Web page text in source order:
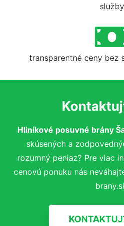
služby
transparentné ceny bez
Hliníkové posuvné brány
skúsených a
rozumný peniaz? Pre viac
cenovú ponuku nás